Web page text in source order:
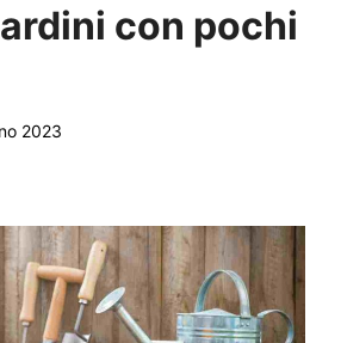
con pochi
2023